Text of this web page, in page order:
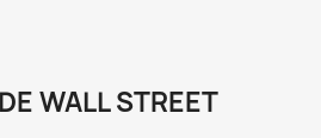
WALL STREET